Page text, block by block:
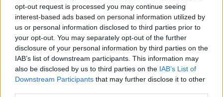
opt-out request is processed you may continue seeing
interest-based ads based on personal information utilized by
us or personal information disclosed to third parties prior to
your opt-out. You may separately opt-out of the further
disclosure of your personal information by third parties on the
IAB’s list of downstream participants. This information may
also be disclosed by us to third parties on the IAB’s List of
Downstream Participants that may further disclose it to other
oktatási miniszter
kinevezés
TISZA-kormány